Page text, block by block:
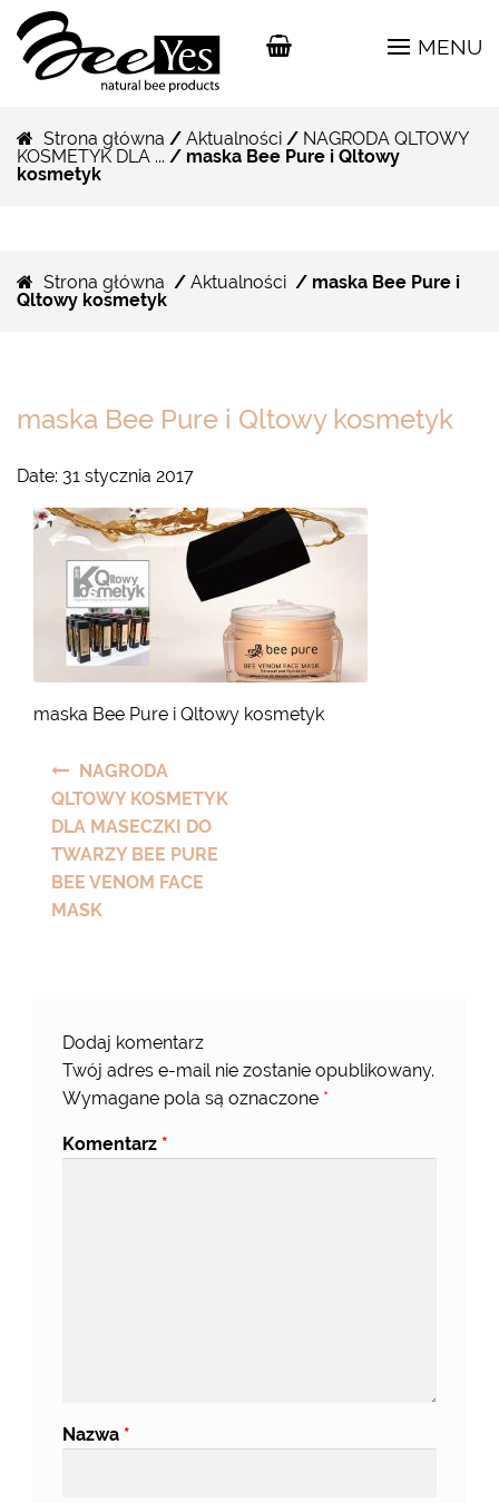
MENU
Strona główna / Aktualności/ NAGRODA QLTOWY
KOSMETYK DLA ... / maska Bee Pure i Qltowy
kosmetyk
Strona główna / Aktualności/ maska Bee Pure i
Qltowy kosmetyk
maska Bee Pure i Qltowy kosmetyk
Date: 31 stycznia 2017
maska Bee Pure i Qltowy kosmetyk
Nawigacja
wpisu
NAGRODA
QLTOWY KOSMETYK
DLA MASECZKI DO
TWARZY BEE PURE
BEE VENOM FACE
MASK
Dodaj komentarz
Twój adres e-mail nie zostanie opublikowany.
Wymagane pola są oznaczone *
Komentarz *
Nazwa *